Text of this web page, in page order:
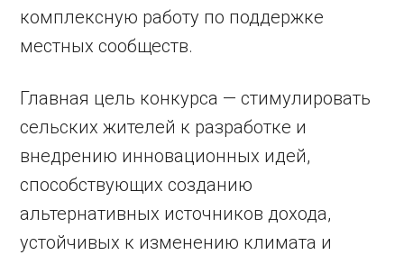
комплексную работу по поддержке
местных сообществ.
Главная цель конкурса — стимулировать
сельских жителей к разработке и
внедрению инновационных идей,
способствующих созданию
альтернативных источников дохода,
устойчивых к изменению климата и